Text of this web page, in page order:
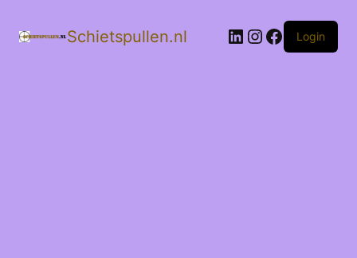
Schietspullen.nl LinkedIn
Instagram
Facebook
Login